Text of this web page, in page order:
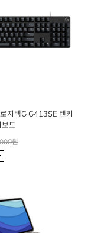
지텍G G413SE 텐키
드
원